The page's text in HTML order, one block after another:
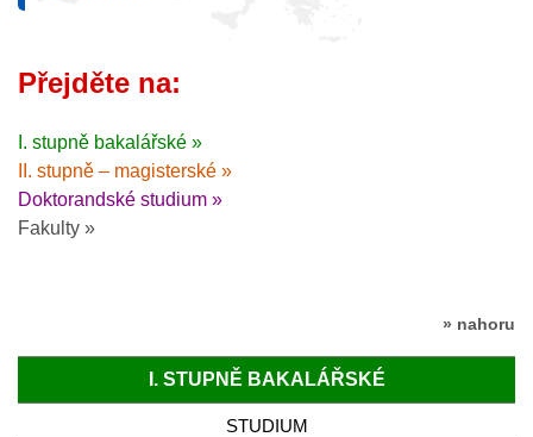
Přejděte na:
I. stupně bakalářské »
II. stupně – magisterské »
Doktorandské studium »
Fakulty »
» nahoru
I. STUPNĚ BAKALÁŘSKÉ
STUDIUM